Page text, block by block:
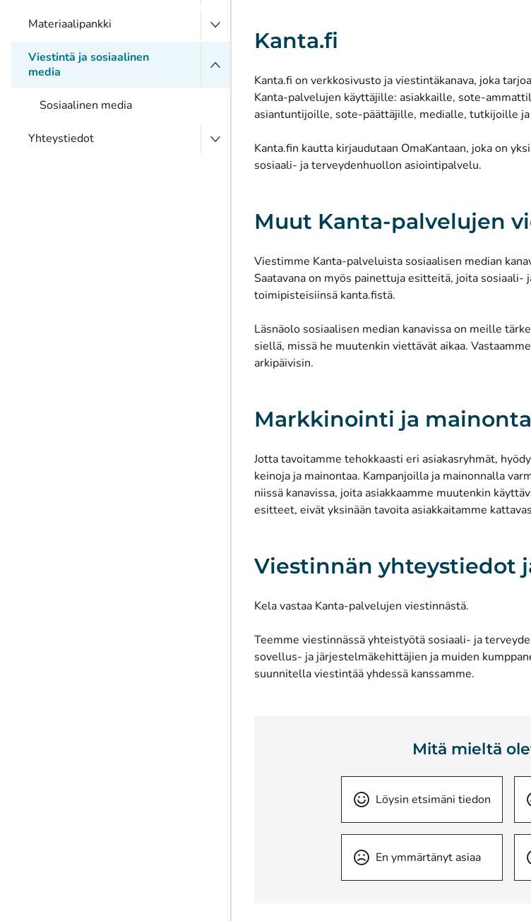
Materiaalipankki
Viestintä ja sosiaalinen
media
Sosiaalinen media
Yhteystiedot
Kanta.fi
Kanta.fi on verkkosivusto ja viestintäkanava, joka
Kanta-palvelujen käyttäjille: asiakkaille, sote-
asiantuntijoille, sote-päättäjille, medialle, tutkijoille
Kanta.fin kautta kirjaudutaan OmaKantaan, joka on
sosiaali- ja terveydenhuollon asiointipalvelu.
Muut Kanta-palvelujen
Viestimme Kanta-palveluista sosiaalisen median
Saatavana on myös painettuja esitteitä, joita
toimipisteisiinsä kanta.fistä.
Läsnäolo sosiaalisen median kanavissa on meille
siellä, missä he muutenkin viettävät aikaa.
arkipäivisin.
Markkinointi ja mainonta
Jotta tavoitamme tehokkaasti eri asiakasryhmät,
keinoja ja mainontaa. Kampanjoilla ja mainonnalla
niissä kanavissa, joita asiakkaamme muutenkin
esitteet, eivät yksinään tavoita asiakkaitamme
Viestinnän yhteystiedot
Kela vastaa Kanta-palvelujen viestinnästä.
Teemme viestinnässä yhteistyötä sosiaali- ja
sovellus- ja järjestelmäkehittäjien ja muiden
suunnitella viestintää yhdessä kanssamme.
Mitä mieltä
Löysin etsimäni tiedon
En ymmärtänyt asiaa